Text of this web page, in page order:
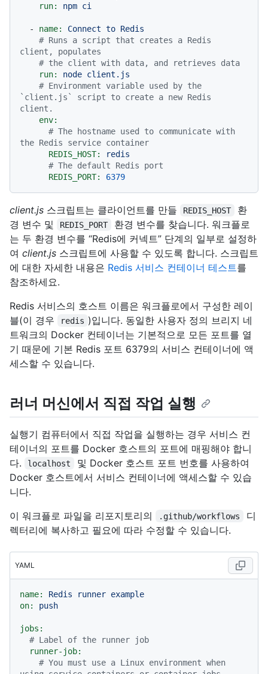
run:
npm ci
- name: Connect to Redis
# Runs a script that creates a Redis
client, populates
# the client with data, and retrieves data
run:
node client.js
# Environment variable used by the
`client.js` script to create a new Redis
client.
env:
# The hostname used to communicate with
the Redis service container
REDIS_HOST:
redis
# The default Redis port
REDIS_PORT:
6379
client.js 스크립트는 클라이언트를 만들 REDIS_HOST
환
경 변수 및
REDIS_PORT
환경 변수를 찾습니다. 워크플로
는 두 환경 변수를 “Redis에 커넥트” 단계의 일부로 설정하
여 client.js 스크립트에 사용할 수 있도록 합니다. 스크립트
에 대한 자세한 내용은 Redis 서비스 컨테이너 테스트를
참조하세요.
Redis 서비스의 호스트 이름은 워크플로에서 구성한 레이
블(이 경우
redis )입니다. 동일한 사용자 정의 브리지 네
트워크의 Docker 컨테이너는 기본적으로 모든 포트를 열
기 때문에 기본 Redis 포트 6379의 서비스 컨테이너에 액
세스할 수 있습니다.
러너 머신에서 직접 작업 실행
실행기 컴퓨터에서 직접 작업을 실행하는 경우 서비스 컨
테이너의 포트를 Docker 호스트의 포트에 매핑해야 합니
다.
localhost
및 Docker 호스트 포트 번호를 사용하여
Docker 호스트에서 서비스 컨테이너에 액세스할 수 있습
니다.
이 워크플로 파일을 리포지토리의
.github/workflows
디
렉터리에 복사하고 필요에 따라 수정할 수 있습니다.
YAML
name: Redis runner example
on:
push
jobs:
# Label of the runner job
runner-job:
# You must use a Linux environment when